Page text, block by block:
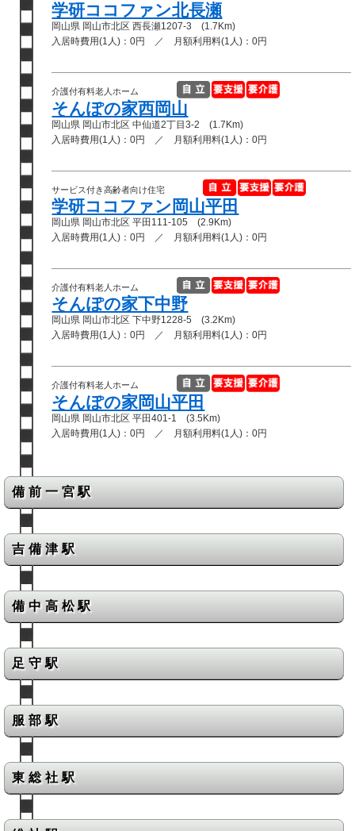
学研ココファン北長瀬
岡山県 岡山市北区 西長瀬1207-3 (1.7Km)
入居時費用(1人)：0円 ／ 月額利用料(1人)：0円
介護付有料老人ホーム
そんぽの家西岡山
岡山県 岡山市北区 中仙道2丁目3-2 (1.7Km)
入居時費用(1人)：0円 ／ 月額利用料(1人)：0円
サービス付き高齢者向け住宅
学研ココファン岡山平田
岡山県 岡山市北区 平田111-105 (2.9Km)
入居時費用(1人)：0円 ／ 月額利用料(1人)：0円
介護付有料老人ホーム
そんぽの家下中野
岡山県 岡山市北区 下中野1228-5 (3.2Km)
入居時費用(1人)：0円 ／ 月額利用料(1人)：0円
介護付有料老人ホーム
そんぽの家岡山平田
岡山県 岡山市北区 平田401-1 (3.5Km)
入居時費用(1人)：0円 ／ 月額利用料(1人)：0円
備前一宮駅
吉備津駅
備中高松駅
足守駅
服部駅
東総社駅